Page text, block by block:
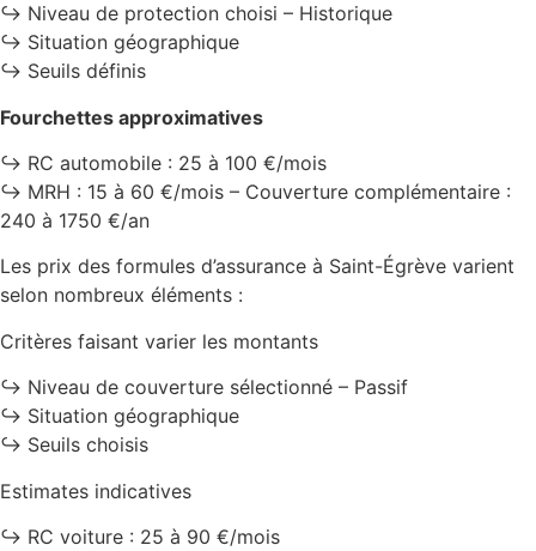
↪️ Niveau de protection choisi – Historique
↪️ Situation géographique
↪️ Seuils définis
Fourchettes approximatives
↪️ RC automobile : 25 à 100 €/mois
↪️ MRH : 15 à 60 €/mois – Couverture complémentaire :
240 à 1750 €/an
Les prix des formules d’assurance à Saint-Égrève varient
selon nombreux éléments :
Critères faisant varier les montants
↪️ Niveau de couverture sélectionné – Passif
↪️ Situation géographique
↪️ Seuils choisis
Estimates indicatives
↪️ RC voiture : 25 à 90 €/mois